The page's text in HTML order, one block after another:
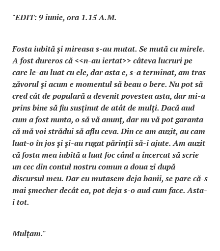
"EDIT: 9 iunie, ora 1.15 A.M.
Fosta iubită şi mireasa s-au mutat. Se mută cu mirele.
A fost dureros că <<n-au iertat>> câteva lucruri pe
care le-au luat cu ele, dar asta e, s-a terminat, am tras
zăvorul şi acum e momentul să beau o bere. Nu pot să
cred cât de populară a devenit povestea asta, dar mi-a
prins bine să fiu susţinut de atât de mulţi. Dacă aud
cum a fost nunta, o să vă anunţ, dar nu vă pot garanta
că mă voi strădui să aflu ceva. Din ce am auzit, au cam
luat-o în jos şi şi-au rugat părinţii să-i ajute. Am auzit
că fosta mea iubită a luat foc când a încercat să scrie
un cec din contul nostru comun a doua zi după
discursul meu. Dar eu mutasem deja banii, se pare că-s
mai şmecher decât ea, pot deja s-o aud cum face. Asta-
i tot.
Mulţam."